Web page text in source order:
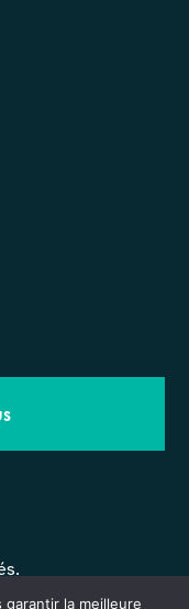
la meilleure